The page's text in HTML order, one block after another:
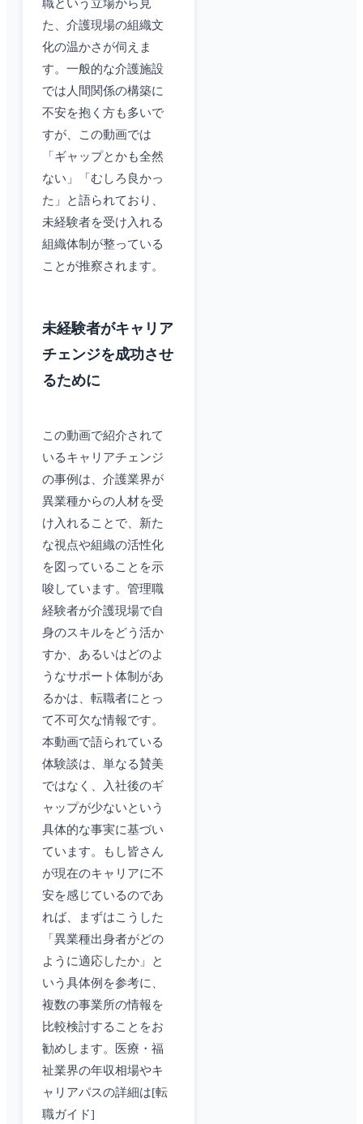
職という立場から見
た、介護現場の組織文
化の温かさが伺えま
す。一般的な介護施設
では人間関係の構築に
不安を抱く方も多いで
すが、この動画では
「ギャップとかも全然
ない」「むしろ良かっ
た」と語られており、
未経験者を受け入れる
組織体制が整っている
ことが推察されます。
未経験者がキャリア
チェンジを成功させ
るために
この動画で紹介されて
いるキャリアチェンジ
の事例は、介護業界が
異業種からの人材を受
け入れることで、新た
な視点や組織の活性化
を図っていることを示
唆しています。管理職
経験者が介護現場で自
身のスキルをどう活か
すか、あるいはどのよ
うなサポート体制があ
るかは、転職者にとっ
て不可欠な情報です。
本動画で語られている
体験談は、単なる賛美
ではなく、入社後のギ
ャップが少ないという
具体的な事実に基づい
ています。もし皆さん
が現在のキャリアに不
安を感じているのであ
れば、まずはこうした
「異業種出身者がどの
ように適応したか」と
いう具体例を参考に、
複数の事業所の情報を
比較検討することをお
勧めします。医療・福
祉業界の年収相場やキ
ャリアパスの詳細は[転
職ガイド]